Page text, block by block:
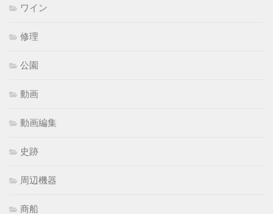
ワイン
修理
公園
動画
動画編集
史跡
周辺機器
商船